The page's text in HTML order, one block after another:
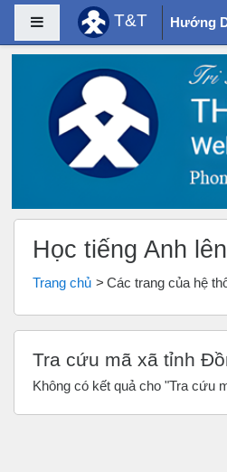
Chuyển tới nội dung chính
Bảng điều khiển cạnh
T&T Hướng
Học tiếng Anh
Trang chủ Các trang của hệ
Tra cứu mã xã tỉnh
Không có kết quả cho "Tra cứu